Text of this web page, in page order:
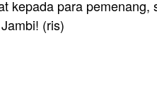
kepada para
(ris)